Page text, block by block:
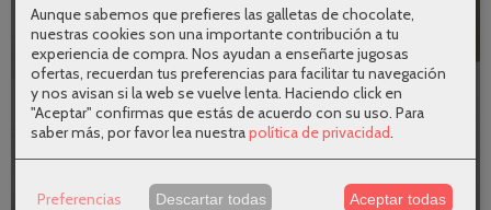
Aunque sabemos que prefieres las galletas de chocolate,
nuestras cookies son una importante contribución a tu
experiencia de compra. Nos ayudan a enseñarte jugosas
ofertas, recuerdan tus preferencias para facilitar tu navegación
y nos avisan si la web se vuelve lenta. Haciendo click en
"Aceptar" confirmas que estás de acuerdo con su uso. Para
saber más, por favor lea nuestrapolítica de privacidad.
Preferencias Descartar todas Aceptar todas